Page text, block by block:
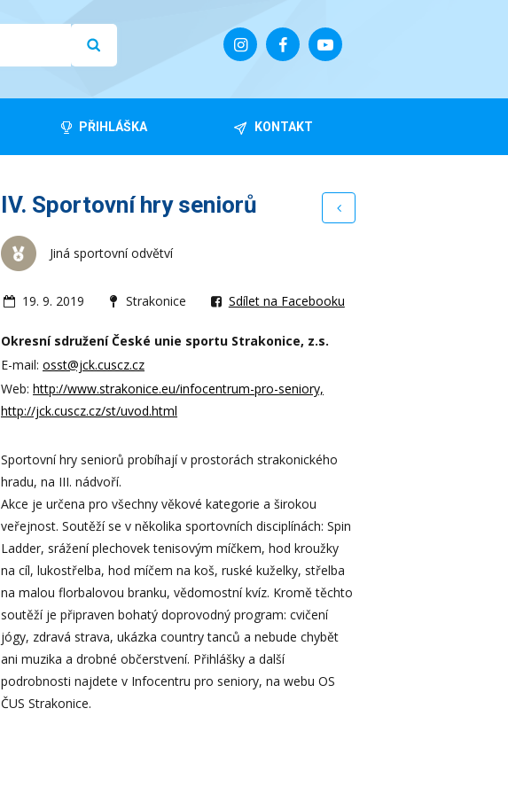
PŘIHLÁŠKA KONTAKT
IV. Sportovní hry seniorů
Jiná sportovní odvětví
19. 9. 2019 Strakonice Sdílet na Facebooku
Okresní sdružení České unie sportu Strakonice, z.s.
E-mail: osst@jck.cuscz.cz
Web: http://www.strakonice.eu/infocentrum-pro-seniory,
http://jck.cuscz.cz/st/uvod.html
Sportovní hry seniorů probíhají v prostorách strakonického
hradu, na III. nádvoří.
Akce je určena pro všechny věkové kategorie a širokou
veřejnost. Soutěží se v několika sportovních disciplínách: Spin
Ladder, srážení plechovek tenisovým míčkem, hod kroužky
na cíl, lukostřelba, hod míčem na koš, ruské kuželky, střelba
na malou florbalovou branku, vědomostní kvíz. Kromě těchto
soutěží je připraven bohatý doprovodný program: cvičení
jógy, zdravá strava, ukázka country tanců a nebude chybět
ani muzika a drobné občerstvení. Přihlášky a další
podrobnosti najdete v Infocentru pro seniory, na webu OS
ČUS Strakonice.